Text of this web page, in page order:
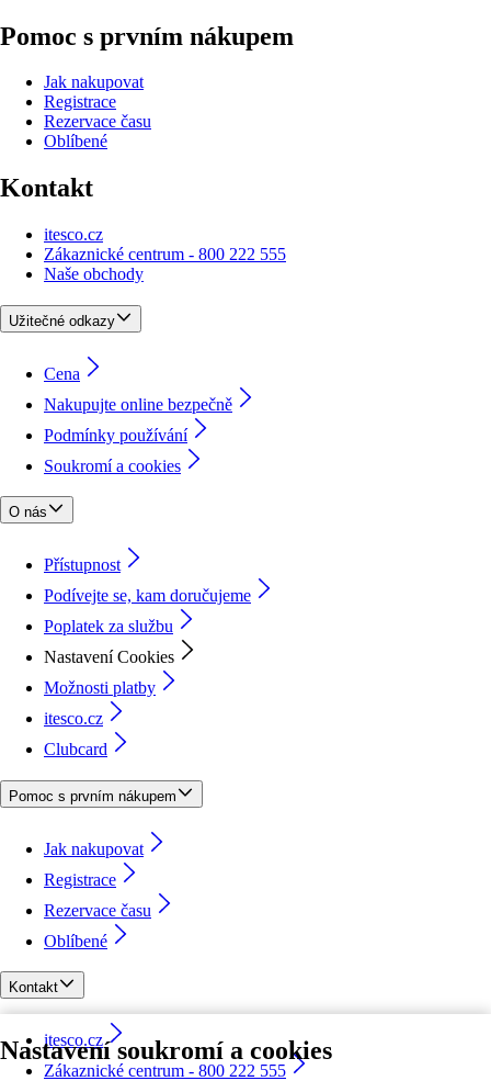
Nastavení soukromí a cookies
Pomoc s prvním nákupem
Jak nakupovat
Registrace
Rezervace času
Oblíbené
Kontakt
itesco.cz
Zákaznické centrum - 800 222 555
Naše obchody
Užitečné odkazy
Cena
Nakupujte online bezpečně
Podmínky používání
Soukromí a cookies
O nás
Přístupnost
Podívejte se, kam doručujeme
Poplatek za službu
Nastavení Cookies
Možnosti platby
itesco.cz
Clubcard
Pomoc s prvním nákupem
Jak nakupovat
Registrace
Rezervace času
Oblíbené
Kontakt
itesco.cz
Zákaznické centrum - 800 222 555